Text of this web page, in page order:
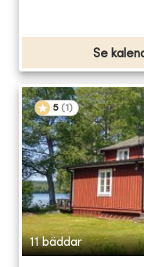
Se
5 (1 )
11 bäddar